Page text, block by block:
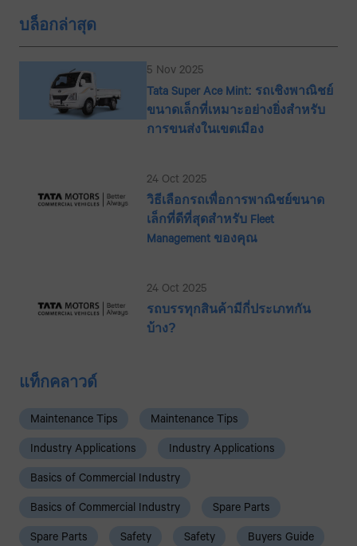
บล็อกล่าสุด
5 Nov 2025
Tata Super Ace Mint: รถเชิงพาณิชย์
ขนาดเล็กที่เหมาะอย่างยิ่งสำหรับ
การขนส่งในเขตเมือง
24 Oct 2025
วิธีเลือกรถเพื่อการพาณิชย์ขนาด
เล็กที่ดีที่สุดสำหรับ Fleet
Management ของคุณ
24 Oct 2025
รถบรรทุกสินค้ามีกี่ประเภทกัน
บ้าง?
แท็กคลาวด์
Maintenance Tips
Maintenance Tips
Industry Applications
Industry Applications
Basics of Commercial Industry
Basics of Commercial Industry
Spare Parts
Spare Parts
Safety Safety
Buyers Guide